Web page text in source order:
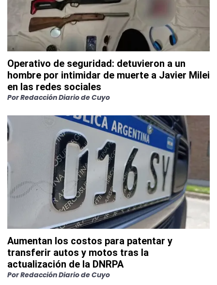
Operativo de seguridad: detuvieron a un
hombre por intimidar de muerte a Javier Milei
en las redes sociales
PorRedacción Diario de Cuyo
Aumentan los costos para patentar y
transferir autos y motos tras la
actualización de la DNRPA
PorRedacción Diario de Cuyo